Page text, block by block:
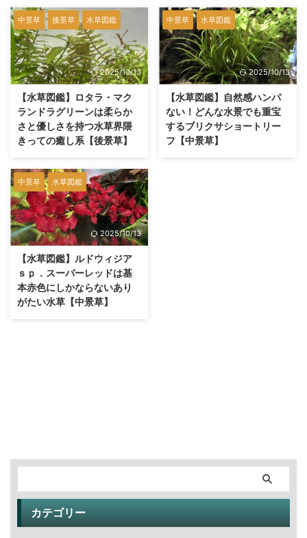
中景草 後景草 水草図鑑
2025/10/13
【水草図鑑】ロタラ・マク
ランドラグリーンは柔らか
さと優しさを持つ水草界隈
きっての癒し系【後景草】
中景草 水草図鑑
2025/10/13
【水草図鑑】自然感ハンパ
ない！どんな水景でも重宝
するブリクサショートリー
フ【中景草】
中景草 水草図鑑
2025/10/13
【水草図鑑】ルドウィジア
ｓｐ．スーパーレッドは基
本赤色にしかならないあり
がたい水草【中景草】
カテゴリー